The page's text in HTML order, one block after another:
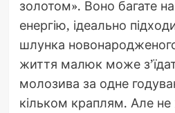
золотом». Воно багате на
енергію, ідеально
шлунка
життя малюк може
молозива за одне
кільком краплям. Але